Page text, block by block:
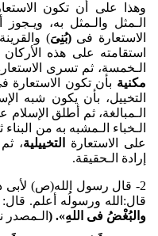
وهذا علی أن تکون
الـمثل والـمثل به،
الاستعارة فی(بُنِیَ)
استقامته علی هذه الأرکان
الـخمسة، ثم تسری
مکنیة بأن تکون الاستعارة
التخییل، بأن یکون شبه
الـمبالغة، ثم أطلق
الـخباء الـمشبه به من
علی الاستعارة
التخییلیة،
إرادة الـحقیقة.
2- قال رسول الله(ص) لأبی ذر: «
قال:الله ورسولُه أعلم. قال:
والبُغضُ فی اللهِ». ( الـمصدر